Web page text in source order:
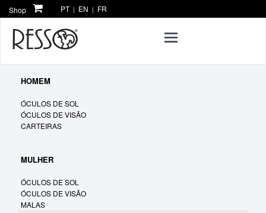
Shop PT| EN | FR
HOMEM
ÓCULOS DE SOL
ÓCULOS DE VISÃO
CARTEIRAS
MULHER
ÓCULOS DE SOL
ÓCULOS DE VISÃO
MALAS